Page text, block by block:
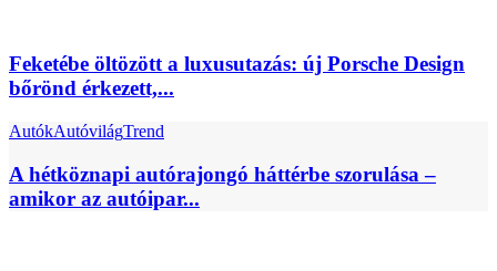
Feketébe öltözött a luxusutazás: új Porsche Design
bőrönd érkezett,...
AutókAutóvilágTrend
A hétköznapi autórajongó háttérbe szorulása –
amikor az autóipar...